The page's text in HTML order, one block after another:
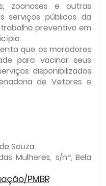
zoonoses e outras
serviços públicos da
preventivo em
que os moradores
para vacinar seus
disponibilizados
de Vetores e
Souza
Mulheres, s/nº, Bela
PMBR